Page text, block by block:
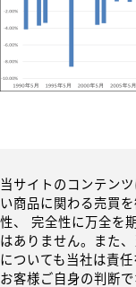
当サイトのコンテン
い商品に関わる売買
性、 完全性に万全を
はありません。また
についても当社は責
お客様ご自身の判断